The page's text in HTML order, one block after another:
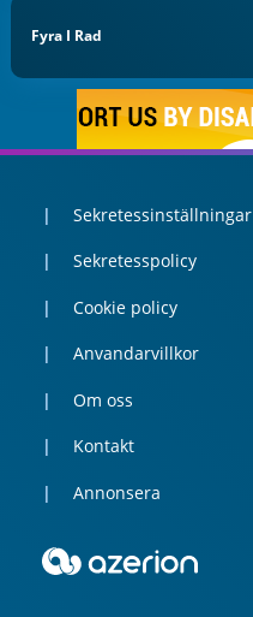
Fyra I Rad
Sekretessinställningar
Sekretesspolicy
Cookie policy
Anvandarvillkor
Om oss
Kontakt
Annonsera